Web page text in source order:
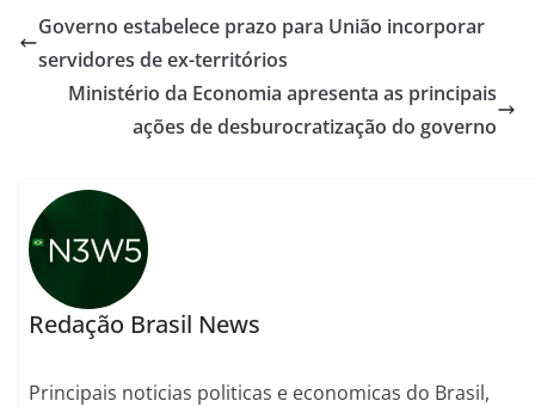
Governo estabelece prazo para União incorporar
servidores de ex-territórios
Ministério da Economia apresenta as principais
ações de desburocratização do governo
Redação Brasil News
Principais noticias politicas e economicas do Brasil,